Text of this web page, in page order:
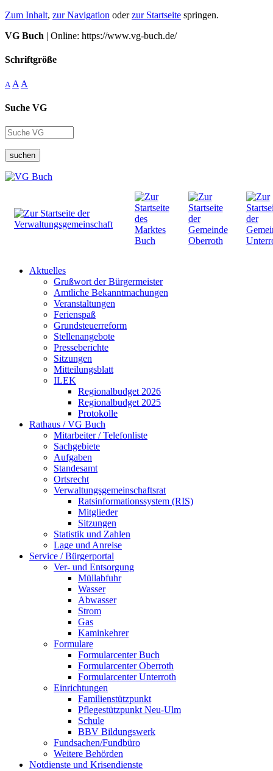
Zum Inhalt, zur Navigation oderzur Startseite springen.
VG Buch | Online: https://www.vg-buch.de/
Schriftgröße
A A A
Suche VG
suchen
Aktuelles
Grußwort der Bürgermeister
Amtliche Bekanntmachungen
Veranstaltungen
Ferienspaß
Grundsteuerreform
Stellenangebote
Presseberichte
Sitzungen
Mitteilungsblatt
ILEK
Regionalbudget 2026
Regionalbudget 2025
Protokolle
Rathaus / VG Buch
Mitarbeiter / Telefonliste
Sachgebiete
Aufgaben
Standesamt
Ortsrecht
Verwaltungsgemeinschaftsrat
Ratsinformationssystem (RIS)
Mitglieder
Sitzungen
Statistik und Zahlen
Lage und Anreise
Service / Bürgerportal
Ver- und Entsorgung
Müllabfuhr
Wasser
Abwasser
Strom
Gas
Kaminkehrer
Formulare
Formularcenter Buch
Formularcenter Oberroth
Formularcenter Unterroth
Einrichtungen
Familienstützpunkt
Pflegestützpunkt Neu-Ulm
Schule
BBV Bildungswerk
Fundsachen/Fundbüro
Weitere Behörden
Notdienste und Krisendienste